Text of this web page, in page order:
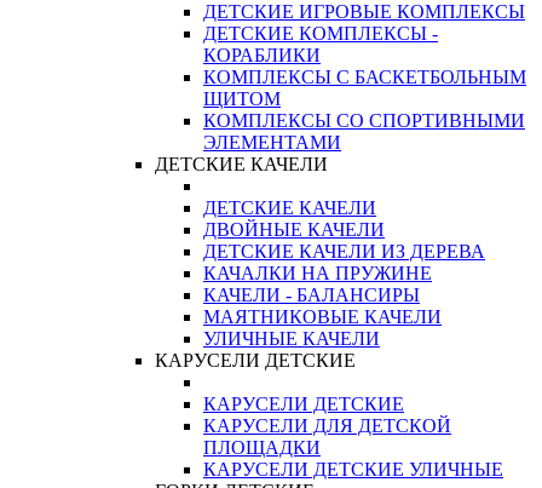
ДЕТСКИЕ ИГРОВЫЕ КОМПЛЕКСЫ
ДЕТСКИЕ КОМПЛЕКСЫ -
КОРАБЛИКИ
КОМПЛЕКСЫ С БАСКЕТБОЛЬНЫМ
ЩИТОМ
КОМПЛЕКСЫ СО СПОРТИВНЫМИ
ЭЛЕМЕНТАМИ
ДЕТСКИЕ КАЧЕЛИ
ДЕТСКИЕ КАЧЕЛИ
ДВОЙНЫЕ КАЧЕЛИ
ДЕТСКИЕ КАЧЕЛИ ИЗ ДЕРЕВА
КАЧАЛКИ НА ПРУЖИНЕ
КАЧЕЛИ - БАЛАНСИРЫ
МАЯТНИКОВЫЕ КАЧЕЛИ
УЛИЧНЫЕ КАЧЕЛИ
КАРУСЕЛИ ДЕТСКИЕ
КАРУСЕЛИ ДЕТСКИЕ
КАРУСЕЛИ ДЛЯ ДЕТСКОЙ
ПЛОЩАДКИ
КАРУСЕЛИ ДЕТСКИЕ УЛИЧНЫЕ